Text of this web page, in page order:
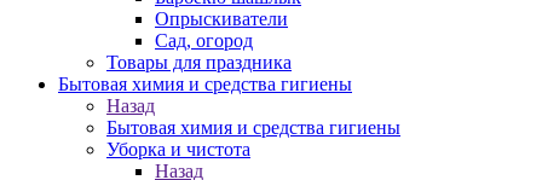
Опрыскиватели
Сад, огород
Товары для праздника
Бытовая химия и средства гигиены
Назад
Бытовая химия и средства гигиены
Уборка и чистота
Назад